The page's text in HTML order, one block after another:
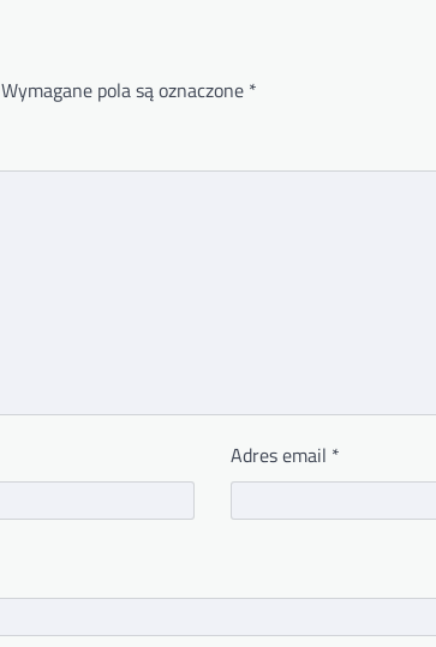
Wymagane pola są oznaczone *
Adres email *